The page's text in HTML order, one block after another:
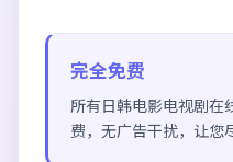
完全免费
所有日韩电影电视剧在
费，无广告干扰，让您